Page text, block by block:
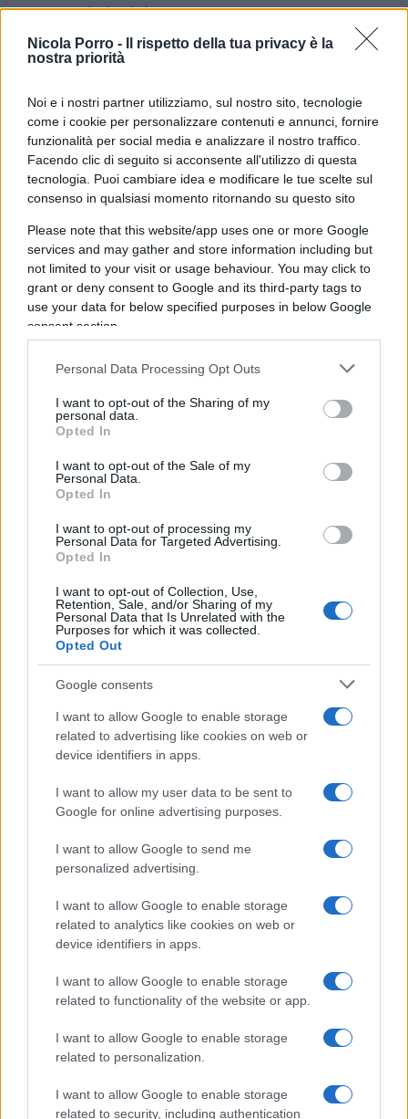
Nicola Porro -
Il rispetto della tua privacy è la
nostra priorità
Noi e i nostri partner utilizziamo, sul nostro sito, tecnologie
come i cookie per personalizzare contenuti e annunci, fornire
funzionalità per social media e analizzare il nostro traffico.
Facendo clic di seguito si acconsente all'utilizzo di questa
tecnologia. Puoi cambiare idea e modificare le tue scelte sul
consenso in qualsiasi momento ritornando su questo sito
Please note that this website/app uses one or more Google
services and may gather and store information including but
not limited to your visit or usage behaviour. You may click to
grant or deny consent to Google and its third-party tags to
use your data for below specified purposes in below Google
consent section.
Personal Data Processing Opt Outs
I want to opt-out of the Sharing of my
personal data.
Opted In
I want to opt-out of the Sale of my
Personal Data.
Opted In
I want to opt-out of processing my
Personal Data for Targeted Advertising.
Opted In
I want to opt-out of Collection, Use,
Retention, Sale, and/or Sharing of my
Personal Data that Is Unrelated with the
Purposes for which it was collected.
Opted Out
Google consents
I want to allow Google to enable storage
related to advertising like cookies on web or
device identifiers in apps.
I want to allow my user data to be sent to
Google for online advertising purposes.
I want to allow Google to send me
personalized advertising.
I want to allow Google to enable storage
related to analytics like cookies on web or
device identifiers in apps.
I want to allow Google to enable storage
related to functionality of the website or app.
I want to allow Google to enable storage
related to personalization.
I want to allow Google to enable storage
related to security, including authentication
Paese era in lockdown.
Tra l’altro, solo a titolo di segnalazione personale,
la nostra dittatura sanitaria mi ha costretto a
subire e che al momento non mi dette alcun
problema. Mentre in seguito, le due successive
inoculazioni del vaccino Moderna, mi
prima, con febbre altissima per alcuni giorni e un
senso di spossatezza che durò mesi.
Inoltre ho continuato a ricevere segnalazioni, le
ultime da parte di un gruppo di medici che
operano nella mia regione, relative a persone di
tutte le età, ma in particolare gli anziani, che dopo
il terzo vaccino hanno riscontrato disturbi, a volte
anche patologie molto serie, di cui non avevano
mai sofferto in precedenza.
Tant’è che parecchi individui inizialmente
irremovibili sull’esigenza di chiuderci in casa e di
vaccinarci erga omnes, avendo anch’essi
raccolto le stesse segnalazioni nel proprio ambito
relazionale, hanno cambiato completamente idea
su gran parte delle misure, obbligo vaccinale
compreso, che ci sono state imposte durante la
pandemia.
Sta di fatto che, ribadendo il medesimo concetto
che all’epoca eravano in pochissimi a sostenere,
dato che il Covid-19 non ha mai rappresentato un
pericolo per i soggetti immunocompetenti e
considerando la natura sperimentale deivaccini
realizzati in fretta e furia, imporre un obbligo
vaccinale all’intera popolazione italiana, attraverso
l’abominio del green pass, è stata una delle azioni
più sconsiderate della storia repubblicana.
Una vicenda oscura, al pari di ciò che accadde
Seconda Guerra Mondiale, che sembra